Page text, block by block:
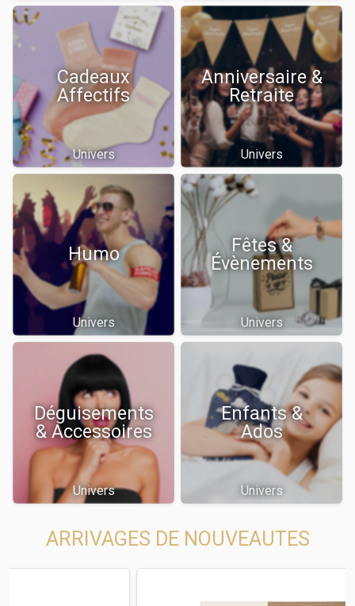
Cadeaux
Affectifs
Univers
Anniversaire &
Retraite
Univers
Humo
Univers
Fêtes &
Évènements
Univers
Déguisements
& Accessoires
Univers
Enfants &
Ados
Univers
ARRIVAGES DE NOUVEAUTES